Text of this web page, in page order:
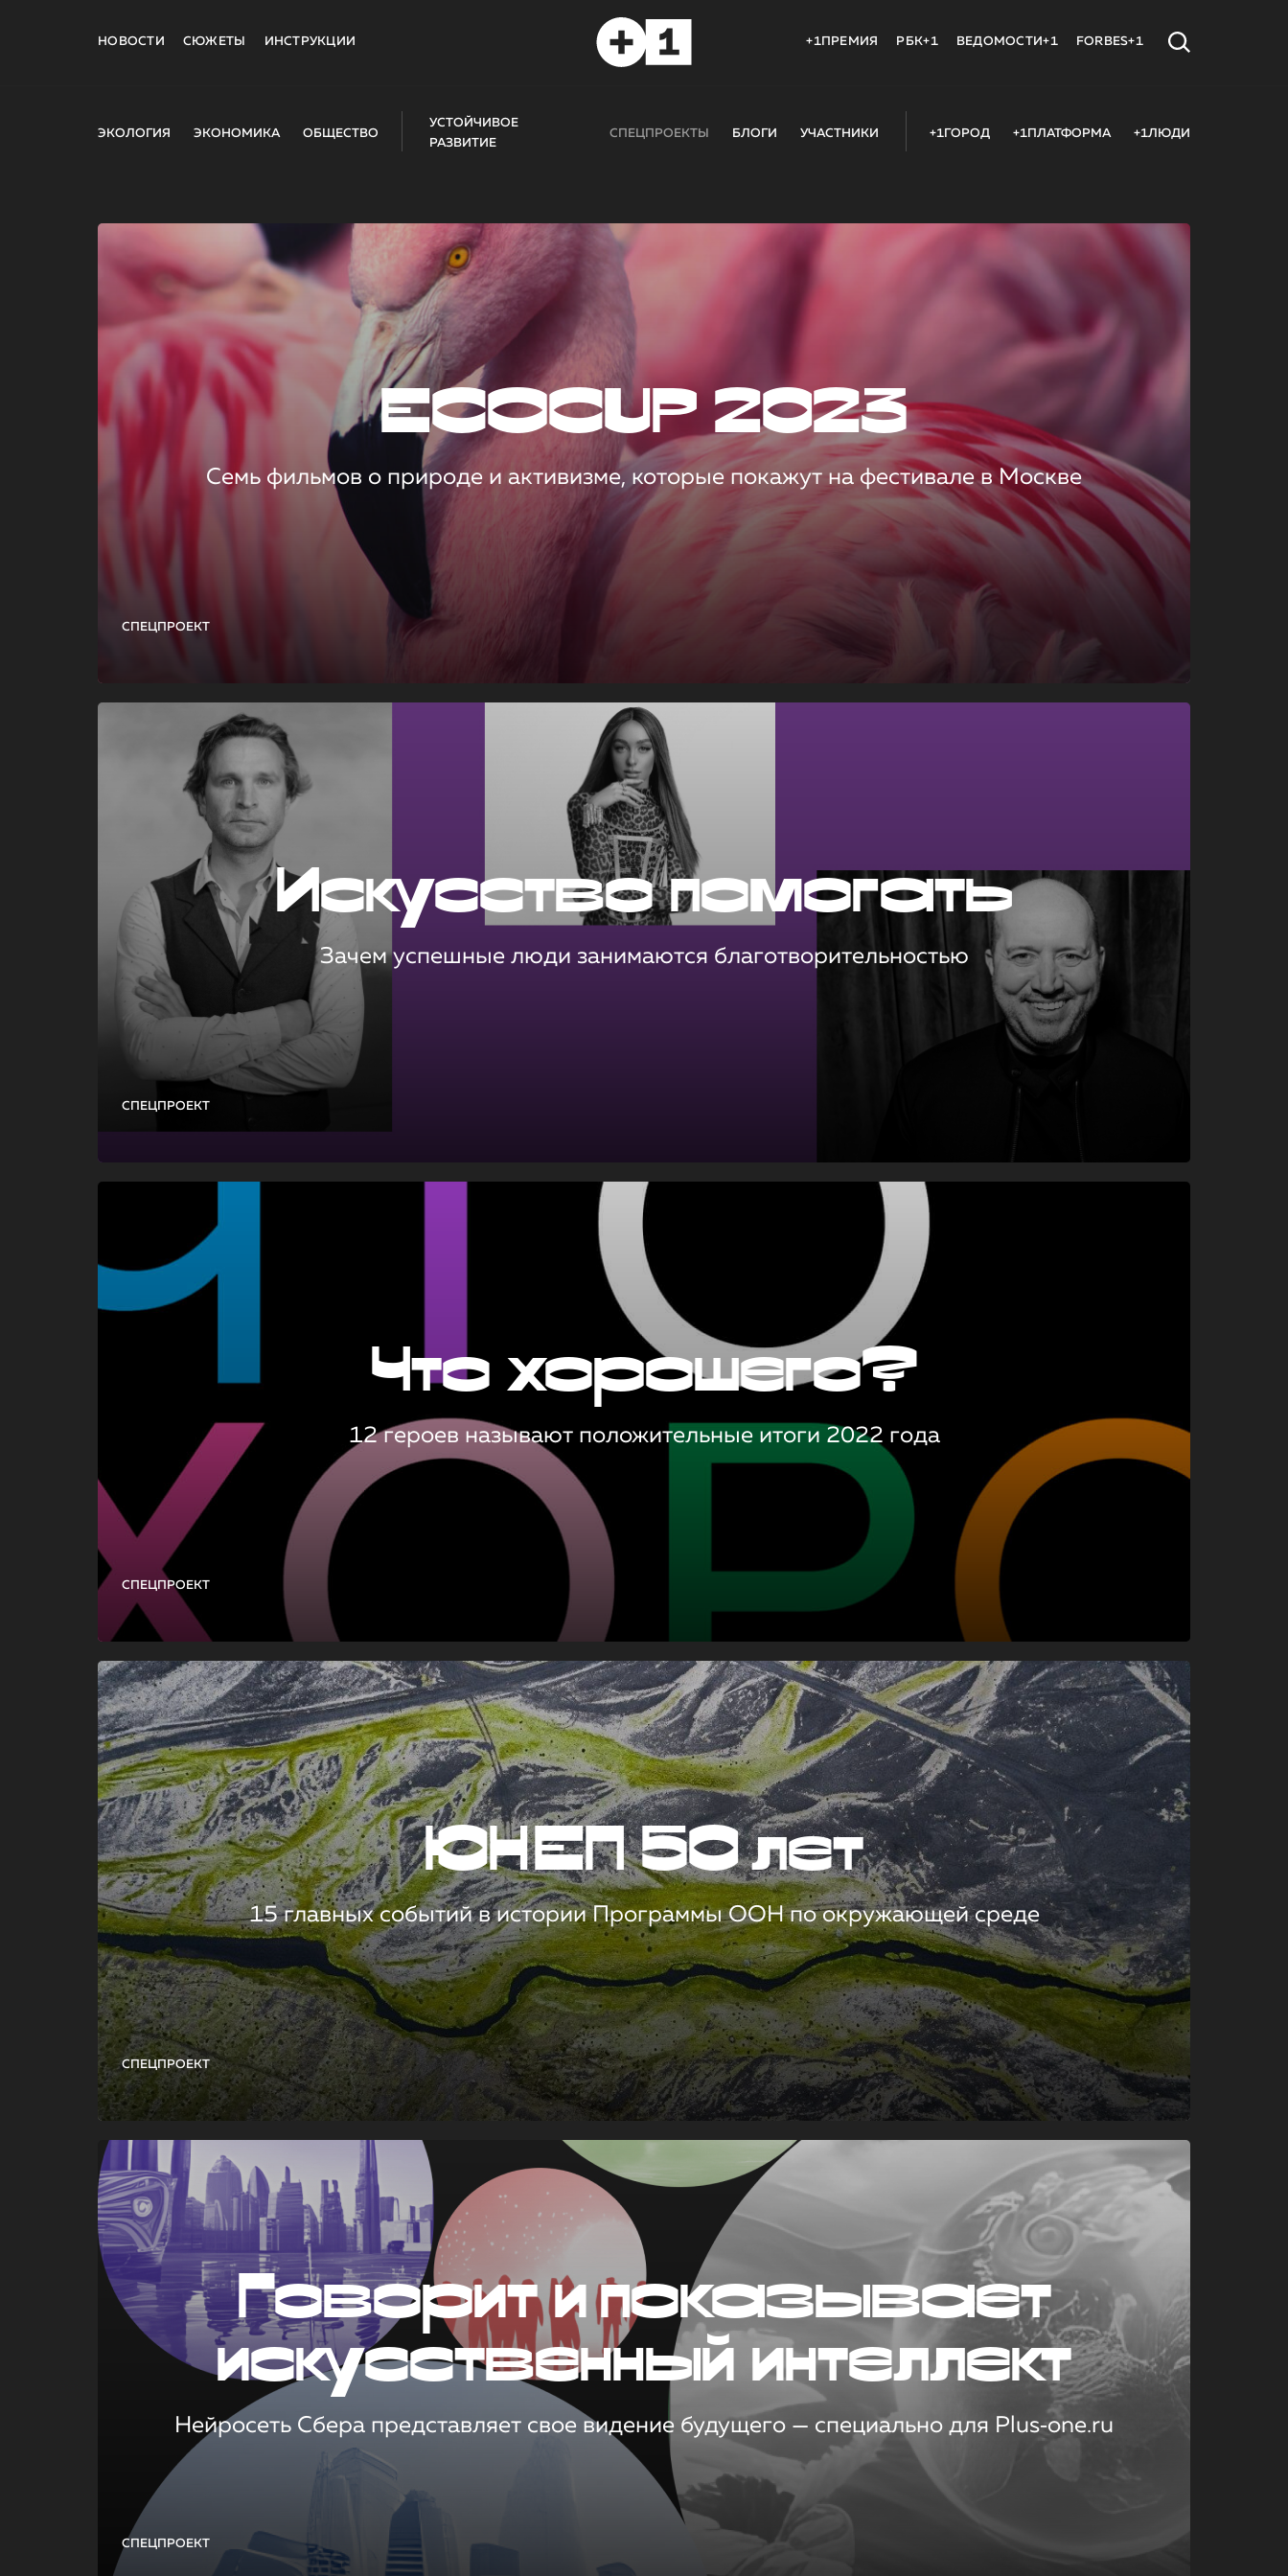
НОВОСТИ СЮЖЕТЫ ИНСТРУКЦИИ +1ПРЕМИЯ РБК+1 ВЕДОМОСТИ+1 FORBES+1
ЭКОЛОГИЯ ЭКОНОМИКА ОБЩЕСТВО
УСТОЙЧИВОЕ
РАЗВИТИЕ
СПЕЦПРОЕКТЫ БЛОГИ УЧАСТНИКИ +1ГОРОД +1ПЛАТФОРМА +1ЛЮДИ
СПЕЦПРОЕКТ
ECOCUP 2023
Семь фильмов о природе и активизме, которые покажут на фестивале в Москве
СПЕЦПРОЕКТ
Искусство помогать
Зачем успешные люди занимаются благотворительностью
СПЕЦПРОЕКТ
Что хорошего?
12 героев называют положительные итоги 2022 года
СПЕЦПРОЕКТ
ЮНЕП 50 лет
15 главных событий в истории Программы ООН по окружающей среде
СПЕЦПРОЕКТ
Говорит и показывает
искусственный интеллект
Нейросеть Сбера представляет свое видение будущего — специально для Plus‑one.ru